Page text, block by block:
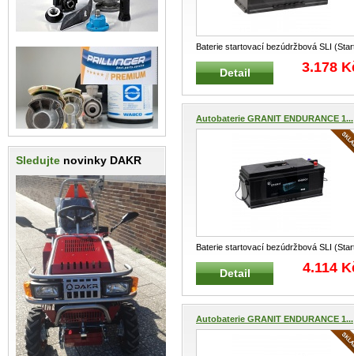
Sledujte novinky DAKR
Baterie startovací bezúdržbová SLI
Light, Ignition) - Standardní sta
...
Detail 3.178
Autobaterie GRANIT ENDURANCE 1...
Baterie startovací bezúdržbová SLI
Light, Ignition) - Standardní sta
...
Detail 4.114
Autobaterie GRANIT ENDURANCE 1...